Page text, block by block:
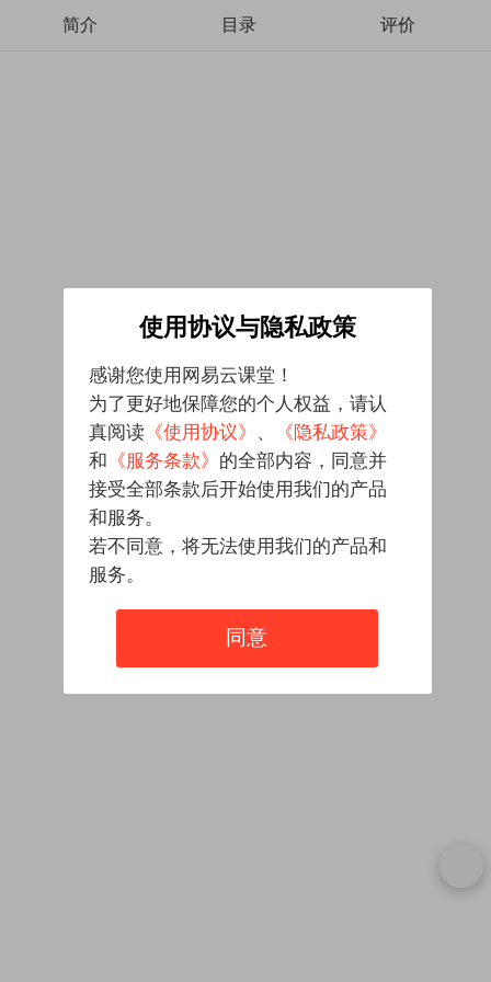
简介 目录 评价
使用协议与隐私政策
感谢您使用网易云课堂！
为了更好地保障您的个人权益，请认
真阅读 《使用协议》 、
《隐私政策》
和 《服务条款》 的全部内容，同意并
接受全部条款后开始使用我们的产品
和服务。
若不同意，将无法使用我们的产品和
服务。
同意